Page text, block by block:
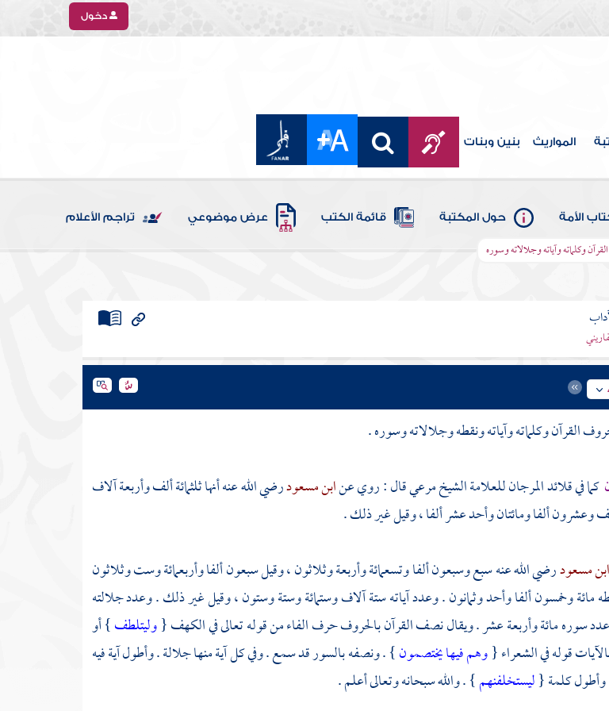
دخول
المواريث بنين وبنات
الأمة حول المكتبة قائمة الكتب عرض موضوعي تراجم الأعلام
وكلماته وآياته وجلالاته وسوره
القرآن وكلماته وآياته ونقطه وجلالاته وسوره .
كما في قلائد المرجانللعلامة الشيخ مرعيقال : روي عنابن مسعودرضي الله عنه أنها ثلثمائة ألف وأربعة آلاف
وعشرون ألفا ومائتان وأحد عشر ألفا ، وقيل غير ذلك .
ابن مسعودرضي الله عنه سبع وسبعون ألفا وتسعمائة وأربعة وثلاثون ، وقيل سبعون ألفا وأربعمائة وست وثلاثون
وخمسون ألفا وأحد وثمانون . وعدد آياته ستة آلاف وستمائة وستة وستون ، وقيل غير ذلك . وعدد جلالته
سوره مائة وأربعة عشر . ويقال نصف القرآن بالحروف حرف الفاء من قوله تعالى في الكهف {وليتلطف} أو
قوله في الشعراء {وهم فيها يختصمون} . ونصفه بالسور قد سمع . وفي كل آية منها جلالة . وأطول آية فيه
كلمة {ليستخلفنهم} . والله سبحانه وتعالى أعلم .